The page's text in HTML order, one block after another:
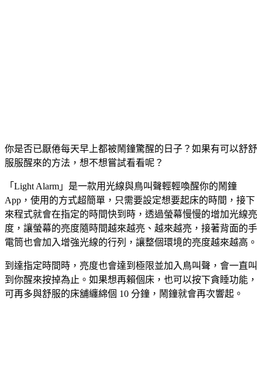
你是否已厭倦每天早上都被鬧鐘驚醒的日子？如果有可以舒舒
服服醒來的方法，想不想嘗試看看呢？
「Light Alarm」是一款用光線與鳥叫聲輕輕喚醒你的鬧鐘
App，使用的方式超簡單，只需要設定想要起床的時間，接下
來程式就會在指定的時間快到時，透過螢幕慢慢的增加光線亮
度，讓螢幕的亮度隨時間越來越亮、越來越亮，接著背面的手
電筒也會加入增強光線的行列，讓整個環境的亮度越來越高。
到達指定時間時，亮度也會達到極限並加入鳥叫聲，會一直叫
到你醒來按掉為止。如果想再賴個床，也可以按下貪睡功能，
可再多與舒服的床舖纏綿個 10 分鐘，鬧鐘就會再次響起。